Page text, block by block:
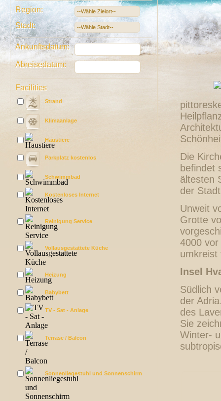
Region:
Stadt:
Ankunftsdatum:
Abreisedatum:
Facilities
Strand
Klimaanlage
Haustiere
Parkplatz kostenlos
Schwimmbad
Kostenloses Internet
Reinigung Service
Vollausgestattete Küche
Heizung
Babybett
TV - Sat - Anlage
Terrase / Balcon
Sonnenliegestuhl und Sonnenschirm
Die
befindet
ältesten
der
Unweit
Grotte
4000
umkreist
Insel
Südlich
der
des
Sie
Winter-